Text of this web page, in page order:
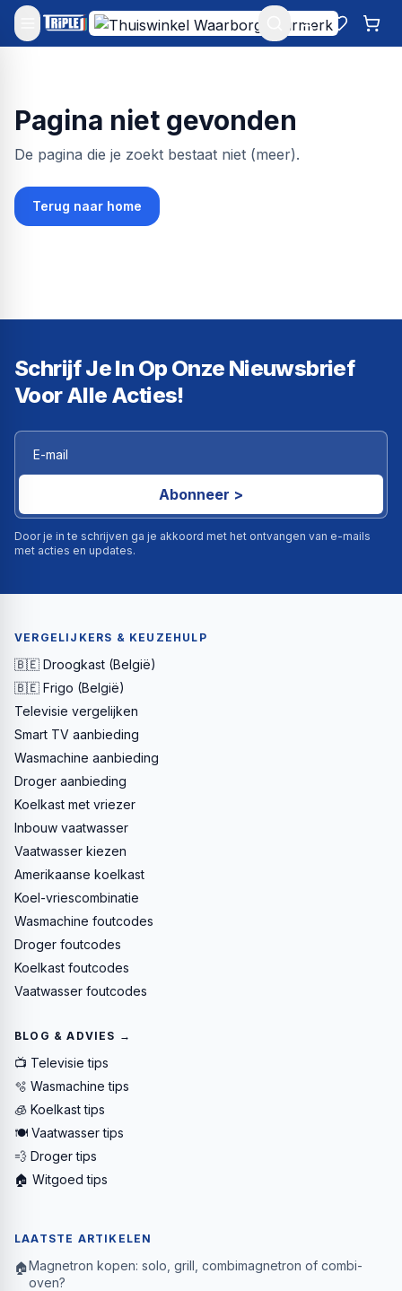
Mijn account
Pagina niet gevonden
De pagina die je zoekt bestaat niet (meer).
Terug naar home
Schrijf Je In Op Onze Nieuwsbrief
Voor Alle Acties!
Abonneer >
Door je in te schrijven ga je akkoord met het ontvangen van e-mails
met acties en updates.
VERGELIJKERS & KEUZEHULP
🇧🇪 Droogkast (België)
🇧🇪 Frigo (België)
Televisie vergelijken
Smart TV aanbieding
Wasmachine aanbieding
Droger aanbieding
Koelkast met vriezer
Inbouw vaatwasser
Vaatwasser kiezen
Amerikaanse koelkast
Koel-vriescombinatie
Wasmachine foutcodes
Droger foutcodes
Koelkast foutcodes
Vaatwasser foutcodes
BLOG & ADVIES →
📺 Televisie tips
🫧 Wasmachine tips
🧊 Koelkast tips
🍽️ Vaatwasser tips
💨 Droger tips
🏠 Witgoed tips
LAATSTE ARTIKELEN
🏠Magnetron kopen: solo, grill, combimagnetron of combi-
oven?